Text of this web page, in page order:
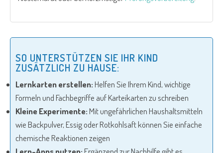
SO UNTERSTÜTZEN SIE IHR KIND
ZUSÄTZLICH ZU HAUSE:
Lernkarten erstellen:Helfen Sie Ihrem Kind, wichtige
Formeln und Fachbegriffe auf Karteikarten zu schreiben
Kleine Experimente:Mit ungefährlichen Haushaltsmitteln
wie Backpulver, Essig oder Rotkohlsaft können Sie einfache
chemische Reaktionen zeigen